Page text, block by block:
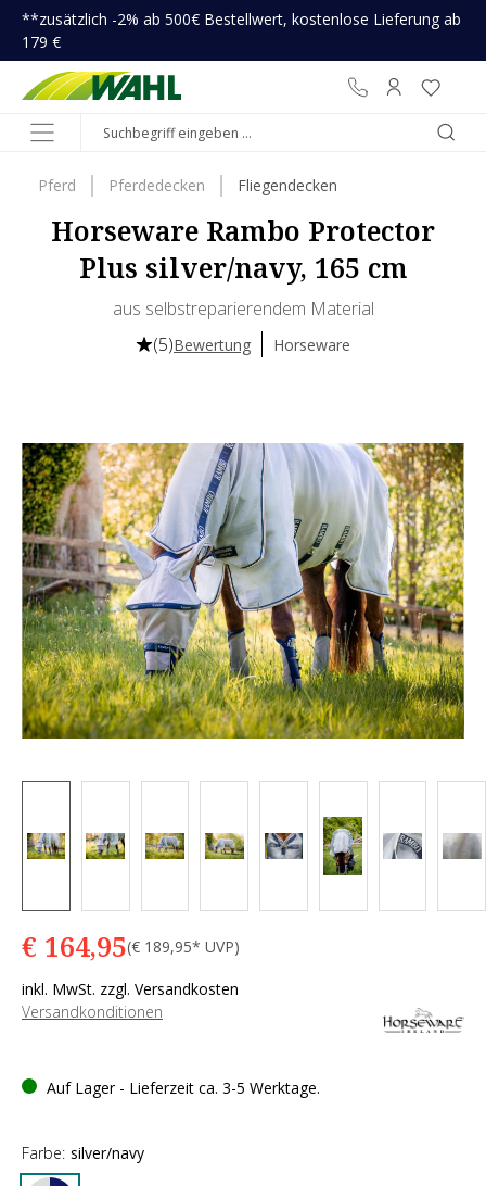
springen
**zusätzlich -2% ab 500€ Bestellwert, kostenlose Lieferung ab
179 €
Pferd Pferdedecken Fliegendecken
Horseware Rambo Protector
Plus silver/navy, 165 cm
aus selbstreparierendem Material
(5)Bewertung Horseware
€ 164,95(€ 189,95* UVP)
inkl. MwSt. zzgl. Versandkosten
Versandkonditionen
Auf Lager - Lieferzeit ca. 3-5 Werktage.
Farbe: silver/navy